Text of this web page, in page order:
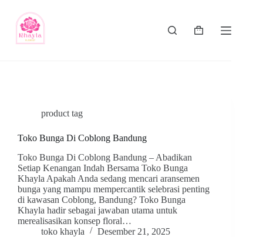
product tag
Toko Bunga Di Coblong Bandung
Toko Bunga Di Coblong Bandung – Abadikan
Setiap Kenangan Indah Bersama Toko Bunga
Khayla Apakah Anda sedang mencari aransemen
bunga yang mampu mempercantik selebrasi penting
di kawasan Coblong, Bandung? Toko Bunga
Khayla hadir sebagai jawaban utama untuk
merealisasikan konsep floral…
toko khayla
Desember 21, 2025